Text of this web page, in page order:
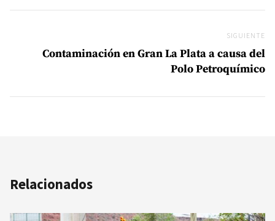
SIGUIENTE
Contaminación en Gran La Plata a causa del
Polo Petroquímico
Relacionados